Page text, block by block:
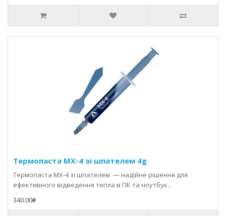
Термопаста MX-4 зі шпателем 4g
Термопаста MX-4 зі шпателем — надійне рішення для
ефективного відведення тепла в ПК та ноутбук..
340.00₴